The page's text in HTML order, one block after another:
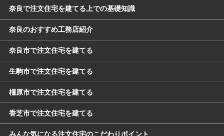
奈良で注文住宅を建てる上での基礎知識
奈良のおすすめ工務店紹介
奈良市で注文住宅を建てる
生駒市で注文住宅を建てる
橿原市で注文住宅を建てる
香芝市で注文住宅を建てる
みんな気になる注文住宅のこだわりポイント